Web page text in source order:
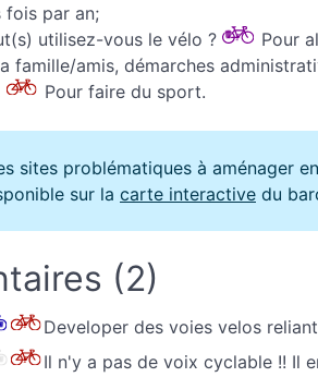
fois par an;
utilisez-vous le vélo ?
Pour
famille/amis, démarches
Pour faire du sport.
sites problématiques à aménager
sur la carte interactive du
(2)
Developer des voies velos
Il n'y a pas de voix cyclable !! Il